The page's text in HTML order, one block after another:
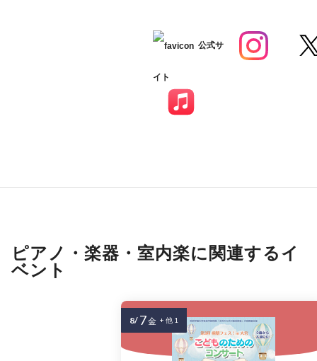
公式サ
イト
ピアノ・楽器・室内楽に関連するイ
ベント
8/ 7金 + 他 1